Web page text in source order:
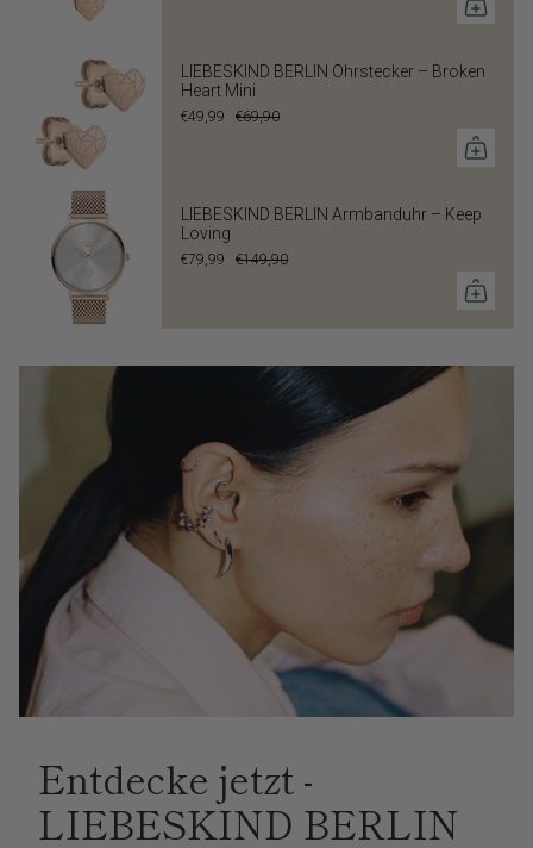
LIEBESKIND BERLIN Ohrstecker – Broken
Heart Mini
€49,99 €69,90
LIEBESKIND BERLIN Armbanduhr – Keep
Loving
€79,99 €149,90
Entdecke jetzt -
LIEBESKIND BERLIN